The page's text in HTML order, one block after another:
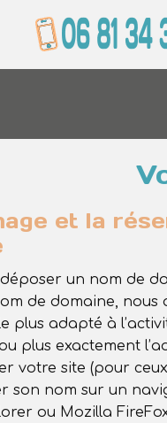
et la
un nom de
de domaine, nous
plus adapté à
plus exactement
votre site (pour
son nom sur un
ou Mozilla